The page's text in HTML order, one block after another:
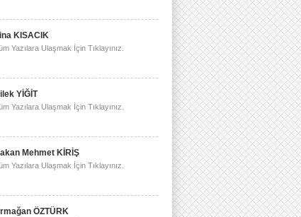
KISACIK
Yazılara Ulaşmak İçin Tıklayınız.
YİĞİT
Yazılara Ulaşmak İçin Tıklayınız.
Mehmet KİRİŞ
Yazılara Ulaşmak İçin Tıklayınız.
ÖZTÜRK